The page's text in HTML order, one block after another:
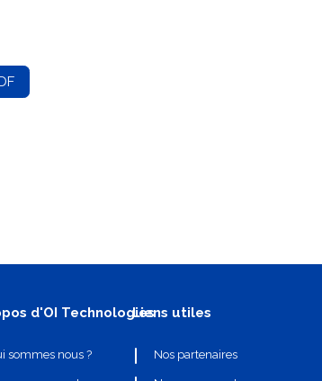
d'OI Technologies
sommes nous ?
Liens utiles
Nos partenaires